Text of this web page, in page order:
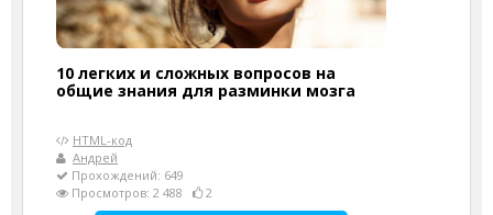
10 легких и сложных вопросов на
общие знания для разминки мозга
HTML-код
Андрей
Прохождений: 649
Просмотров: 2 488
2